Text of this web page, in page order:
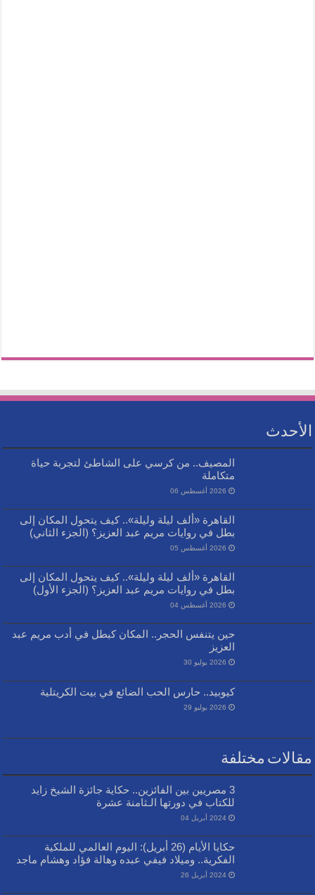
الأحدث
المصيف.. من كرسي على الشاطئ لتجربة حياة
متكاملة
2026 أغسطس 06
القاهرة «ألف ليلة وليلة».. كيف يتحول المكان إلى
بطل في روايات مريم عبد العزيز؟ (الجزء الثاني)
2026 أغسطس 05
القاهرة «ألف ليلة وليلة».. كيف يتحول المكان إلى
بطل في روايات مريم عبد العزيز؟ (الجزء الأول)
2026 أغسطس 04
حين يتنفس الحجر.. المكان كبطل في أدب مريم عبد
العزيز
2026 يوليو 30
كيوبيد.. حارس الحب الضائع في بيت الكريتلية
2026 يوليو 29
مقالات مختلفة
3 مصريين بين الفائزين.. حكاية جائزة الشيخ زايد
للكتاب في دورتها الـثامنة عشرة
2024 أبريل 04
حكايا الأيام (26 أبريل): اليوم العالمي للملكية
الفكرية.. وميلاد فيفي عبده وهالة فؤاد وهشام ماجد
2024 أبريل 26